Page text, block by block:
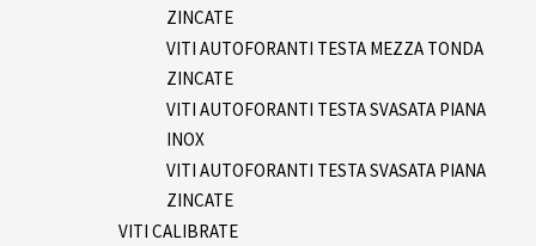
ZINCATE
VITI AUTOFORANTI TESTA MEZZA TONDA
ZINCATE
VITI AUTOFORANTI TESTA SVASATA PIANA
INOX
VITI AUTOFORANTI TESTA SVASATA PIANA
ZINCATE
VITI CALIBRATE